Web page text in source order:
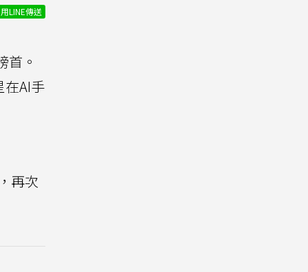
用LINE傳送
首。
AI手
再次